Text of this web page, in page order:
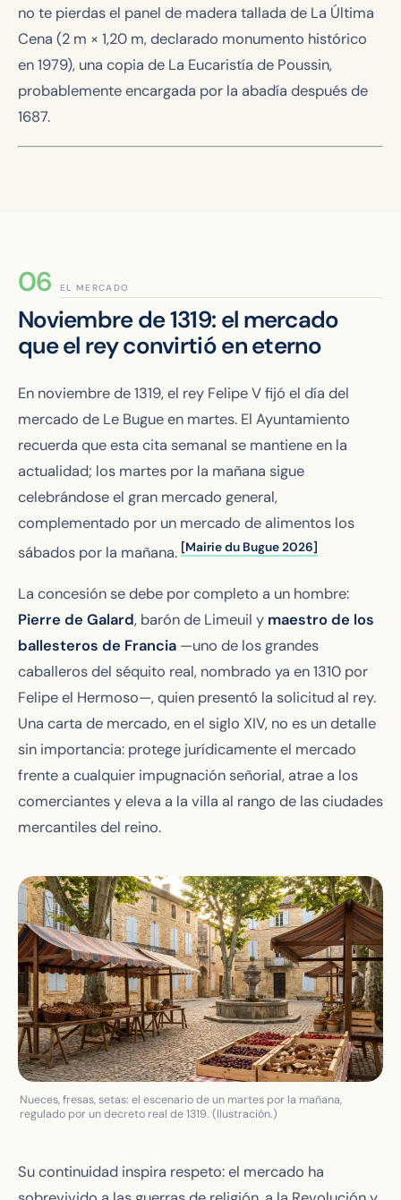
no te pierdas el panel de madera tallada de La Última
Cena (2 m × 1,20 m, declarado monumento histórico
en 1979), una copia de La Eucaristía de Poussin,
probablemente encargada por la abadía después de
1687.
EL MERCADO
Noviembre de 1319: el mercado
que el rey convirtió en eterno
En noviembre de 1319, el rey Felipe V fijó el día del
mercado de Le Bugue en martes. El Ayuntamiento
recuerda que esta cita semanal se mantiene en la
actualidad; los martes por la mañana sigue
celebrándose el gran mercado general,
complementado por un mercado de alimentos los
sábados por la mañana. [Mairie du Bugue 2026]
La concesión se debe por completo a un hombre:
Pierre de Galard, barón de Limeuil y maestro de los
ballesteros de Francia —uno de los grandes
caballeros del séquito real, nombrado ya en 1310 por
Felipe el Hermoso—, quien presentó la solicitud al rey.
Una carta de mercado, en el siglo XIV, no es un detalle
sin importancia: protege jurídicamente el mercado
frente a cualquier impugnación señorial, atrae a los
comerciantes y eleva a la villa al rango de las ciudades
mercantiles del reino.
Nueces, fresas, setas: el escenario de un martes por la mañana,
regulado por un decreto real de 1319. (Ilustración.)
Su continuidad inspira respeto: el mercado ha